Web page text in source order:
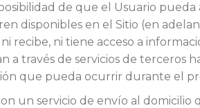
de que el Usuario
disponibles en el Sitio (en
recibe, ni tiene acceso a
a través de servicios de terceros
que pueda ocurrir durante el
un servicio de envío al